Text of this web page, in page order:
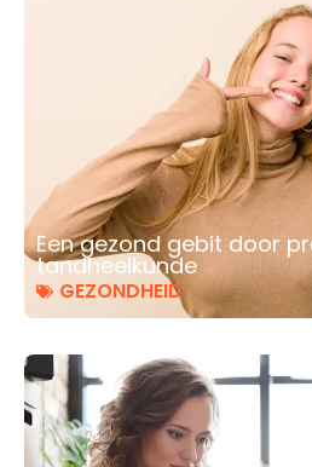
Een gezond gebit door
tandheelkunde
GEZONDHEID